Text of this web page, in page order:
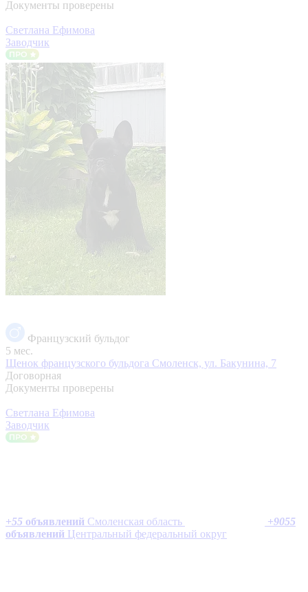
Документы проверены
Светлана Ефимова
Заводчик
Французский бульдог
5 мес.
Щенок французского бульдога Смоленск, ул. Бакунина, 7
Договорная
Документы проверены
Светлана Ефимова
Заводчик
+55 объявлений Смоленская область +9055
объявлений Центральный федеральный округ